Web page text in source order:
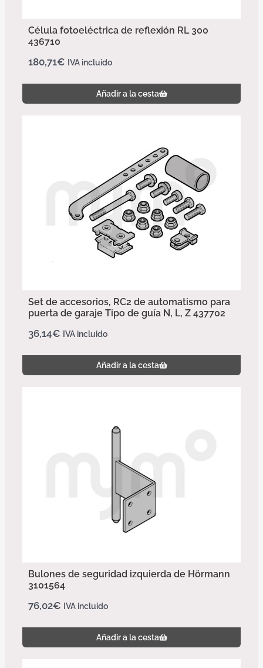
Célula fotoeléctrica de reflexión RL 300
436710
180,71€ IVA incluido
Añadir a la cesta
Set de accesorios, RC2 de automatismo para
puerta de garaje Tipo de guía N, L, Z 437702
36,14€ IVA incluido
Añadir a la cesta
Bulones de seguridad izquierda de Hörmann
3101564
76,02€ IVA incluido
Añadir a la cesta